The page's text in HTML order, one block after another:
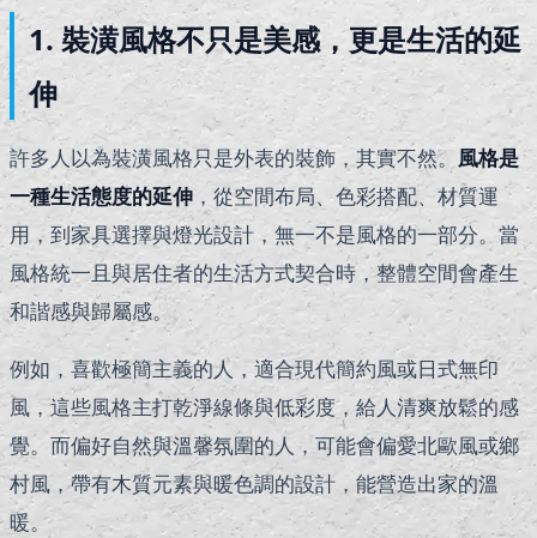
1. 裝潢風格不只是美感，更是生活的延
伸
許多人以為裝潢風格只是外表的裝飾，其實不然。 風格是
一種生活態度的延伸 ，從空間布局、色彩搭配、材質運
用，到家具選擇與燈光設計，無一不是風格的一部分。當
風格統一且與居住者的生活方式契合時，整體空間會產生
和諧感與歸屬感。
例如，喜歡極簡主義的人，適合現代簡約風或日式無印
風，這些風格主打乾淨線條與低彩度，給人清爽放鬆的感
覺。而偏好自然與溫馨氛圍的人，可能會偏愛北歐風或鄉
村風，帶有木質元素與暖色調的設計，能營造出家的溫
暖。